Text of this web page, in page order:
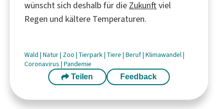
wünscht sich deshalb für die Zukunftviel
Regen und kältere Temperaturen.
Wald | Natur| Zoo | Tierpark| Tiere | Beruf| Klimawandel|
Coronavirus | Pandemie
Teilen Feedback